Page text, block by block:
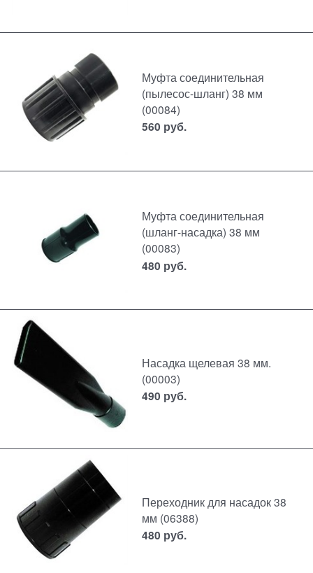
Муфта соединительная
(пылесос-шланг) 38 мм
(00084)
560 руб.
Муфта соединительная
(шланг-насадка) 38 мм
(00083)
480 руб.
Насадка щелевая 38 мм.
(00003)
490 руб.
Переходник для насадок 38
мм (06388)
480 руб.